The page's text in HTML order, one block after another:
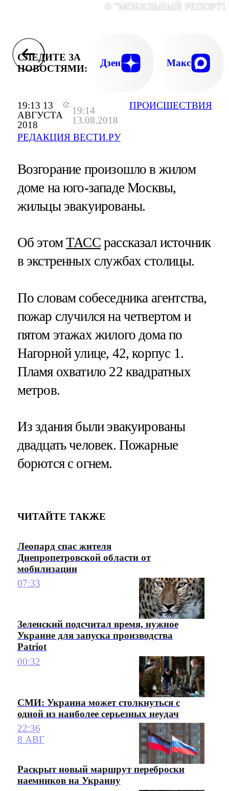
19:13 13
АВГУСТА
2018
19:14
13.08.2018
РЕДАКЦИЯ ВЕСТИ.РУ
ПРОИСШЕСТВИЯ
© "МОБИЛЬНЫЙ
СЛЕДИТЕ ЗА
НОВОСТЯМИ:
Дзен Макс
Возгорание произошло в жилом
доме на юго-западе Москвы,
жильцы эвакуированы.
Об этомТАССрассказал источник
в экстренных службах столицы.
По словам собеседника агентства,
пожар случился на четвертом и
пятом этажах жилого дома по
Нагорной улице, 42, корпус 1.
Пламя охватило 22 квадратных
метров.
Из здания были эвакуированы
двадцать человек. Пожарные
борются с огнем.
ЧИТАЙТЕ ТАКЖЕ
Леопард спас жителя
Днепропетровской области от
мобилизации
07:33
Зеленский подсчитал время, нужное
Украине для запуска производства
Patriot
00:32
СМИ: Украина может столкнуться с
одной из наиболее серьезных неудач
22:36
8 АВГ
Раскрыт новый маршрут переброски
наемников на Украину